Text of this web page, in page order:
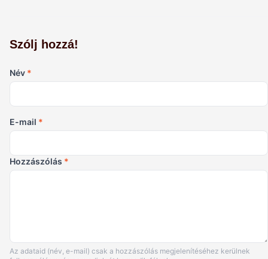
Szólj hozzá!
Név *
E-mail *
Hozzászólás *
Az adataid (név, e-mail) csak a hozzászólás megjelenítéséhez kerülnek